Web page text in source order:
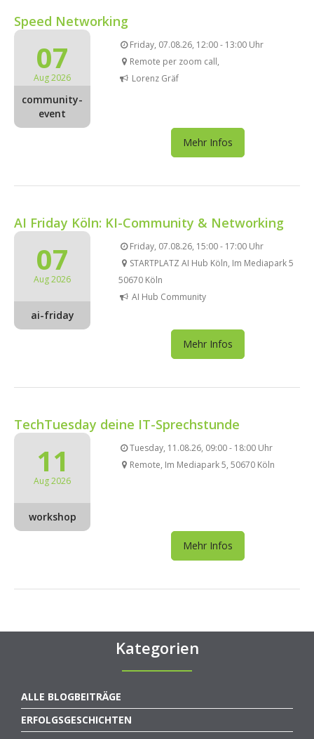
Speed Networking
07
Aug 2026
community-
event
Friday, 07.08.26, 12:00 - 13:00 Uhr
Remote per zoom call,
Lorenz Gräf
Mehr Infos
AI Friday Köln: KI-Community & Networking
07
Aug 2026
ai-friday
Friday, 07.08.26, 15:00 - 17:00 Uhr
STARTPLATZ AI Hub Köln, Im Mediapark 5
50670 Köln
AI Hub Community
Mehr Infos
TechTuesday deine IT-Sprechstunde
11
Aug 2026
workshop
Tuesday, 11.08.26, 09:00 - 18:00 Uhr
Remote, Im Mediapark 5, 50670 Köln
Mehr Infos
Kategorien
ALLE BLOGBEITRÄGE
ERFOLGSGESCHICHTEN